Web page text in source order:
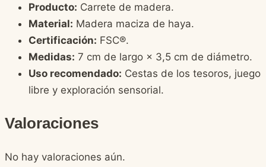
Producto: Carrete de madera.
Material: Madera maciza de haya.
Certificación: FSC®.
Medidas: 7 cm de largo × 3,5 cm de diámetro.
Uso recomendado: Cestas de los tesoros, juego
libre y exploración sensorial.
Valoraciones
No hay valoraciones aún.